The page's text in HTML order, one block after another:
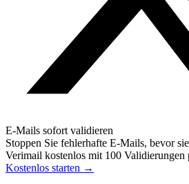
E-Mails sofort validieren
Stoppen Sie fehlerhafte E-Mails, bevor
Verimail kostenlos mit 100 Validierungen
Kostenlos starten →